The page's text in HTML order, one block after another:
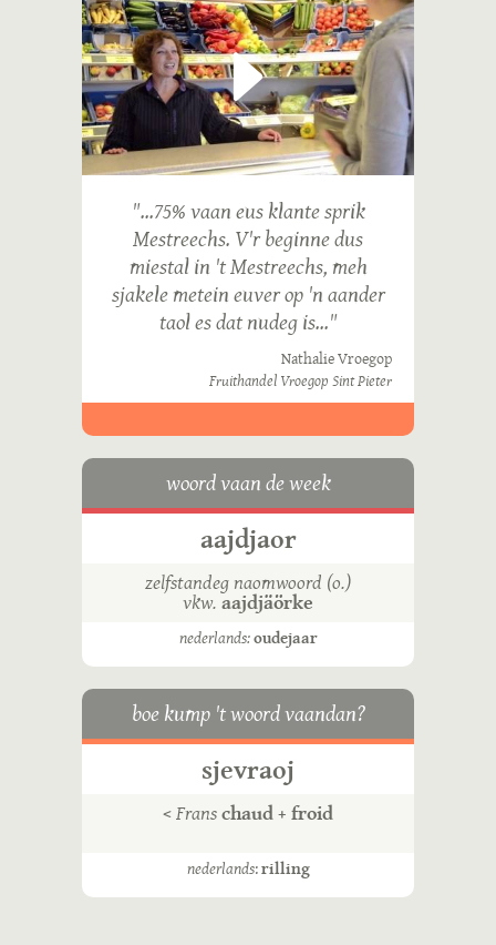
"...75% vaan eus klante sprik
Mestreechs. V'r beginne dus
miestal in 't Mestreechs, meh
sjakele metein euver op 'n aander
taol es dat nudeg is..."
Nathalie Vroegop
Fruithandel Vroegop Sint Pieter
woord vaan de week
aajdjaor
zelfstandeg naomwoord (o.)
vkw.aajdjäörke
nederlands:oudejaar
boe kump 't woord vaandan?
sjevraoj
<Franschaud + froid
nederlands:rilling